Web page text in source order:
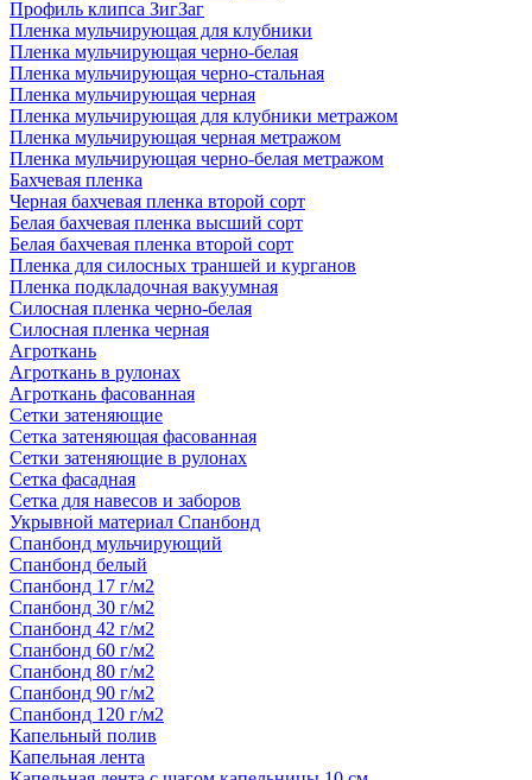
Профиль клипса ЗигЗаг
Пленка мульчирующая для клубники
Пленка мульчирующая черно-белая
Пленка мульчирующая черно-стальная
Пленка мульчирующая черная
Пленка мульчирующая для клубники метражом
Пленка мульчирующая черная метражом
Пленка мульчирующая черно-белая метражом
Бахчевая пленка
Черная бахчевая пленка второй сорт
Белая бахчевая пленка высший сорт
Белая бахчевая пленка второй сорт
Пленка для силосных траншей и курганов
Пленка подкладочная вакуумная
Силосная пленка черно-белая
Силосная пленка черная
Агроткань
Агроткань в рулонах
Агроткань фасованная
Сетки затеняющие
Сетка затеняющая фасованная
Сетки затеняющие в рулонах
Сетка фасадная
Сетка для навесов и заборов
Укрывной материал Спанбонд
Спанбонд мульчирующий
Спанбонд белый
Спанбонд 17 г/м2
Спанбонд 30 г/м2
Спанбонд 42 г/м2
Спанбонд 60 г/м2
Спанбонд 80 г/м2
Спанбонд 90 г/м2
Спанбонд 120 г/м2
Капельный полив
Капельная лента